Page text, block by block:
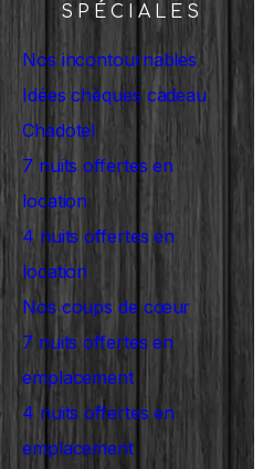
SPÉCIALES
Nos incontournables
Idées chèques cadeau
Chadotel
7 nuits offertes en
location
4 nuits offertes en
location
Nos coups de cœur
7 nuits offertes en
emplacement
4 nuits offertes en
emplacement